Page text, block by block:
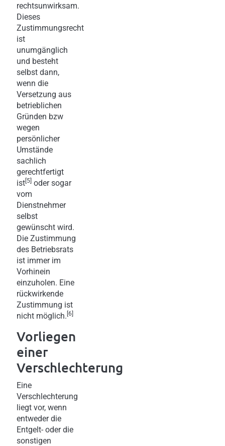
rechtsunwirksam.
Dieses
Zustimmungsrecht
ist
unumgänglich
und besteht
selbst dann,
wenn die
Versetzung aus
betrieblichen
Gründen bzw
wegen
persönlicher
Umstände
sachlich
gerechtfertigt
ist [5] oder sogar
vom
Dienstnehmer
selbst
gewünscht wird.
Die Zustimmung
des Betriebsrats
ist immer im
Vorhinein
einzuholen. Eine
rückwirkende
Zustimmung ist
nicht möglich. [6]
Vorliegen
einer
Verschlechterung
Eine
Verschlechterung
liegt vor, wenn
entweder die
Entgelt- oder die
sonstigen